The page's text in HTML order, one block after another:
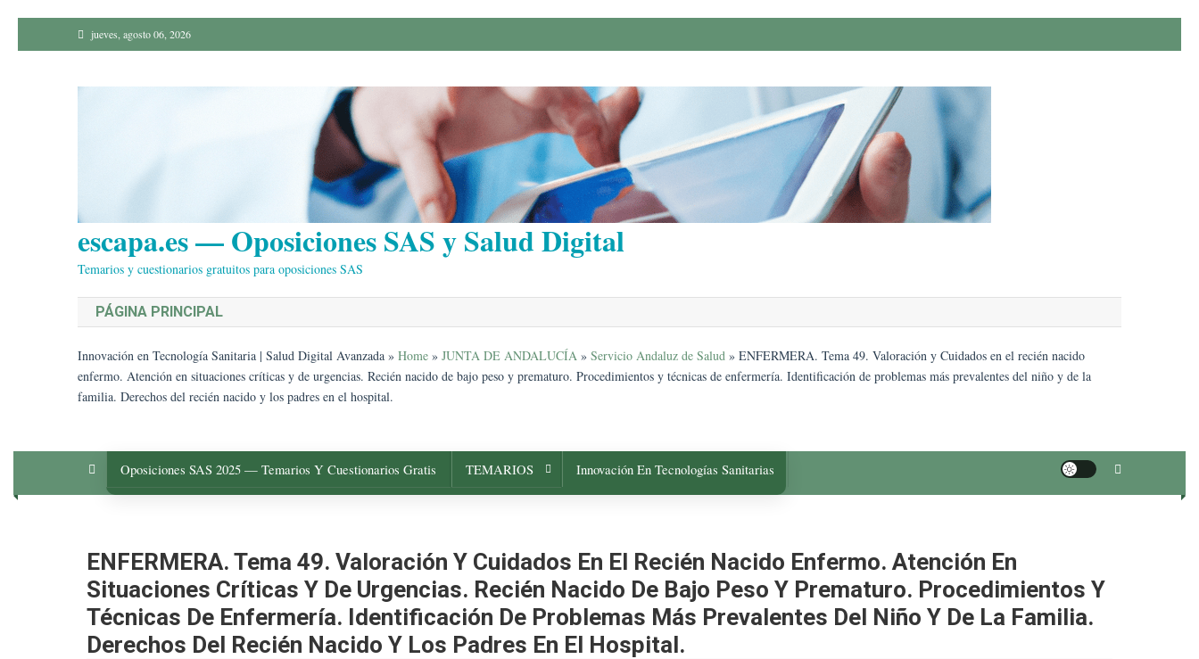
al
jueves, agosto 06, 2026
escapa.es — Oposiciones SAS y Salud Digital
Temarios y cuestionarios gratuitos para oposiciones SAS
PÁGINA PRINCIPAL
Innovación en Tecnología Sanitaria | Salud Digital Avanzada » Home » JUNTA DE ANDALUCÍA » Servicio Andaluz de Salud » ENFERMERA. Tema 49. Valoración y Cuidados en el recién nacido
enfermo. Atención en situaciones críticas y de urgencias. Recién nacido de bajo peso y prematuro. Procedimientos y técnicas de enfermería. Identificación de problemas más prevalentes del niño y de la
familia. Derechos del recién nacido y los padres en el hospital.
Oposiciones SAS 2025 — Temarios Y Cuestionarios Gratis TEMARIOS Innovación En Tecnologías Sanitarias
ENFERMERA. Tema 49. Valoración Y Cuidados En El Recién Nacido Enfermo. Atención En
Situaciones Críticas Y De Urgencias. Recién Nacido De Bajo Peso Y Prematuro. Procedimientos Y
Técnicas De Enfermería. Identificación De Problemas Más Prevalentes Del Niño Y De La Familia.
Derechos Del Recién Nacido Y Los Padres En El Hospital.